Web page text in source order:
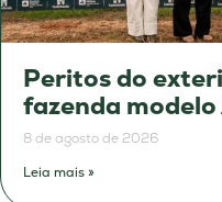
Peritos do
fazenda
8 de agosto de 2026
Leia mais »